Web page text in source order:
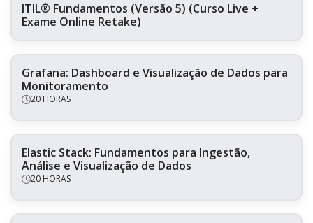
ITIL® Fundamentos (Versão 5) (Curso Live +
Exame Online Retake)
Grafana: Dashboard e Visualização de Dados para
Monitoramento
20 HORAS
Elastic Stack: Fundamentos para Ingestão,
Análise e Visualização de Dados
20 HORAS